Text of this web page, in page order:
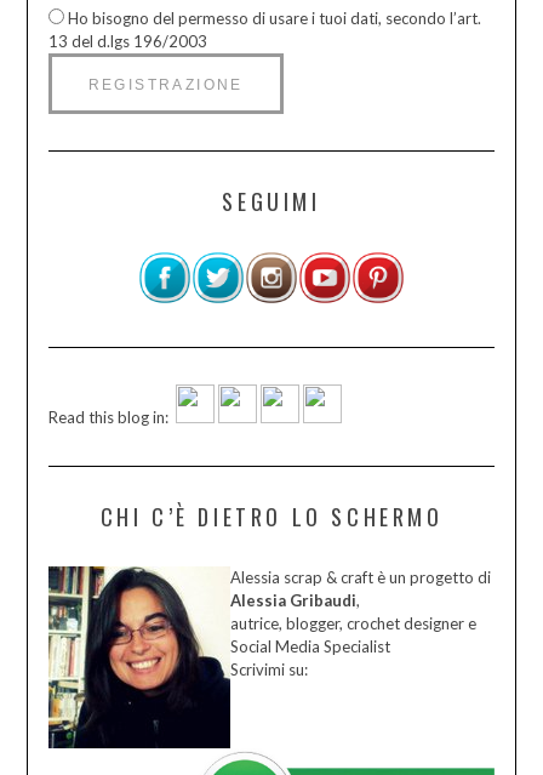
Ho bisogno del permesso di usare i tuoi dati, secondo l’art.
13 del d.lgs 196/2003
SEGUIMI
Read this blog in:
CHI C’È DIETRO LO SCHERMO
Alessia scrap & craft è un progetto di
Alessia Gribaudi,
autrice, blogger, crochet designer e
Social Media Specialist
Scrivimi su: